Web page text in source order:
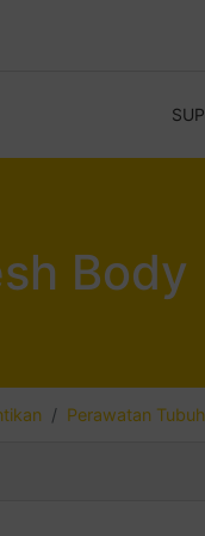
Perawatan Tubuh